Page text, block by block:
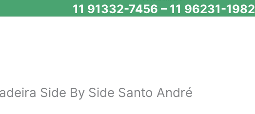
11 91332-7456 – 11 96231-1982
Side By Side Santo André